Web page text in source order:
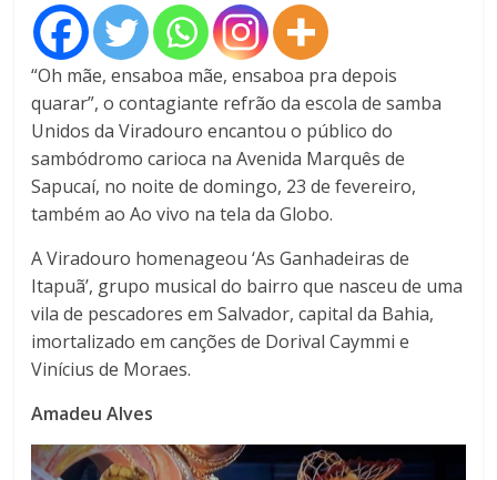
“Oh mãe, ensaboa mãe, ensaboa pra depois
quarar”, o contagiante refrão da escola de samba
Unidos da Viradouro encantou o público do
sambódromo carioca na Avenida Marquês de
Sapucaí, no noite de domingo, 23 de fevereiro,
também ao Ao vivo na tela da Globo.
A Viradouro homenageou ‘As Ganhadeiras de
Itapuã’, grupo musical do bairro que nasceu de uma
vila de pescadores em Salvador, capital da Bahia,
imortalizado em canções de Dorival Caymmi e
Vinícius de Moraes.
Amadeu Alves